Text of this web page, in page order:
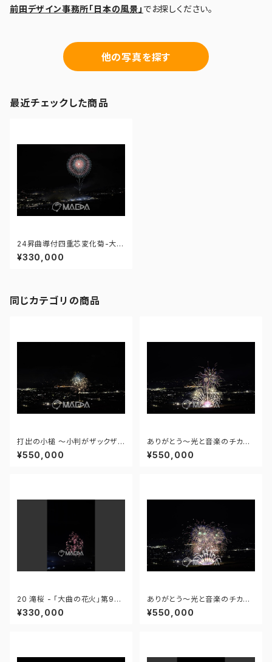
前田デザイン事務所「日本の風景」 でお探しください。
他の写真を探す
最近チェックした商品
24昇曲導付四重芯変化菊-大曲
の花火 第97回全国花火競技大
会 - 176671212247688
¥330,000
同じカテゴリの商品
打出の小槌 ～小判がザックザク
～ - 大曲の花火―春の章―「新
作花火コレクション2024 世界
¥550,000
ありがとう～光と音楽のチカラ
～ - 大曲の花火―春の章―「新
作花火コレクション2024 世界
¥550,000
20 滝桜 - 「大曲の花火」第96
回全国花火競技大会 - 172558
419995110
¥330,000
ありがとう～光と音楽のチカラ
～ - 大曲の花火―春の章―「新
作花火コレクション2024 世界
¥550,000